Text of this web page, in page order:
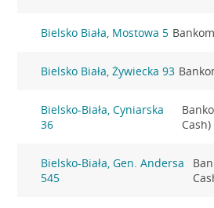
Bielsko Biała, Mostowa 5
Bielsko Biała, Żywiecka 93
Bielsko-Biała, Cyniarska
36
Cash)
Bielsko-Biała, Gen. Andersa
545